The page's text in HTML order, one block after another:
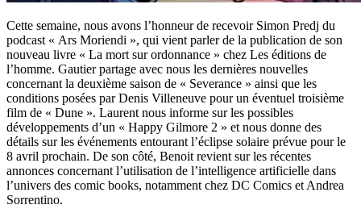
Cette semaine, nous avons l’honneur de recevoir Simon Predj du
podcast « Ars Moriendi », qui vient parler de la publication de son
nouveau livre « La mort sur ordonnance » chez Les éditions de
l’homme. Gautier partage avec nous les dernières nouvelles
concernant la deuxième saison de « Severance » ainsi que les
conditions posées par Denis Villeneuve pour un éventuel troisième
film de « Dune ». Laurent nous informe sur les possibles
développements d’un « Happy Gilmore 2 » et nous donne des
détails sur les événements entourant l’éclipse solaire prévue pour le
8 avril prochain. De son côté, Benoit revient sur les récentes
annonces concernant l’utilisation de l’intelligence artificielle dans
l’univers des comic books, notamment chez DC Comics et Andrea
Sorrentino.